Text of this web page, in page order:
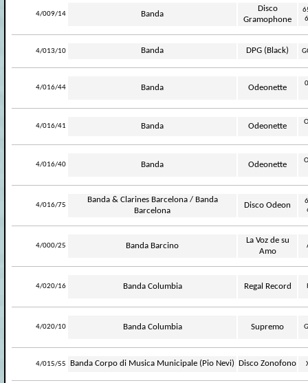
4/009/14 Banda
Disco
Gramophone
4/013/10 Banda DPG (Black)
4/016/44 Banda Odeonette
4/016/41 Banda Odeonette
4/016/40 Banda Odeonette
4/016/75
Banda & Clarines Barcelona / Banda
Barcelona
Disco Odeon
4/000/25 Banda Barcino
La Voz de su
Amo
4/020/16 Banda Columbia Regal Record
4/020/10 Banda Columbia Supremo
4/015/55 Banda Corpo di Musica Municipale (Pio Nevi) Disco Zonofono